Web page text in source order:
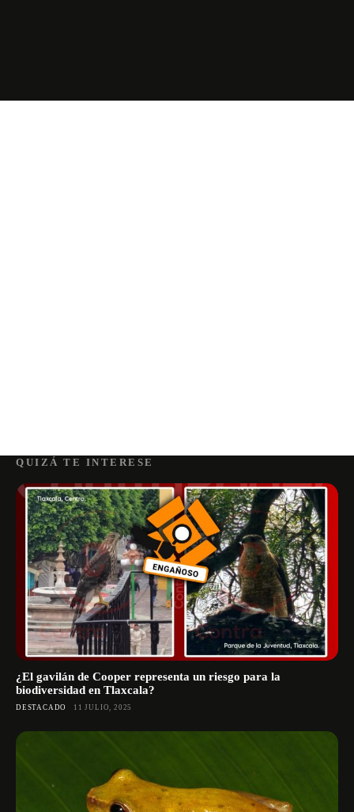
QUIZÁ TE INTERESE
¿El gavilán de Cooper representa un riesgo para la
biodiversidad en Tlaxcala?
DESTACADO 11 JULIO, 2025